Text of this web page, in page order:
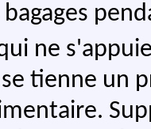
ne
tienne un